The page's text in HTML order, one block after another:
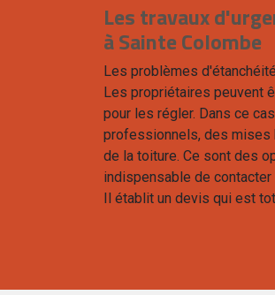
Les travaux
à Sainte Colombe
Les problèmes
Les propriétaires peuvent
pour les régler. Dans ce
professionnels, des mises
de la toiture. Ce sont des
indispensable de
Il établit un devis qui est